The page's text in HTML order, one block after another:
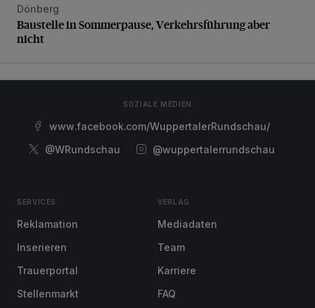
Baustelle in Sommerpause, Verkehrsführung aber nicht
Dönberg
Baustelle in Sommerpause, Verkehrsführung aber
nicht
SOZIALE MEDIEN
www.facebook.com/WuppertalerRundschau/
@WRundschau
@wuppertalerrundschau
SERVICES
Reklamation
Inserieren
Trauerportal
Stellenmarkt
VERLAG
Mediadaten
Team
Karriere
FAQ